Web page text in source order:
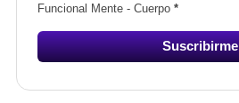
Funcional Mente - Cuerpo *
Suscribirme